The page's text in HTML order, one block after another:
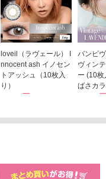
loveil（ラヴェール） I
nnocent ash イノセン
トアッシュ（10枚入
り）
1,760円
バンビ
ヴィン
ー (10
ばさカ
1,848